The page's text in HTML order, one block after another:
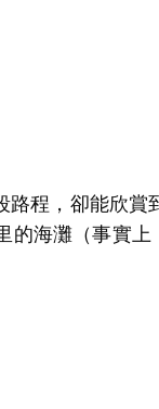
程，卻能欣賞
的海灘（事實上